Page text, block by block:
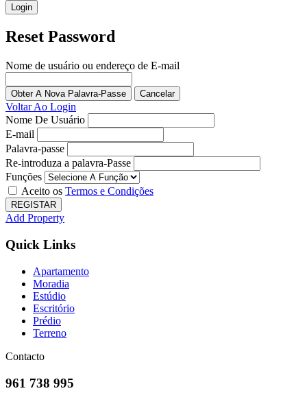
Login
Reset Password
Nome de usuário ou endereço de E-mail
Obter A Nova Palavra-Passe
Voltar Ao Login
Nome De Usuário
E-mail
Palavra-passe
Re-introduza a palavra-Passe
Funções
Aceito os Termos e Condições
REGISTAR
Add Property
Quick Links
Apartamento
Moradia
Estúdio
Escritório
Prédio
Terreno
Contacto
961 738 995